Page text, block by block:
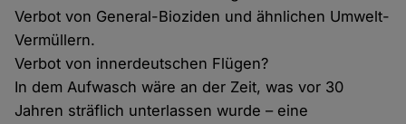
Verbot von General-Bioziden und ähnlichen Umwelt-
Vermüllern.
Verbot von innerdeutschen Flügen?
In dem Aufwasch wäre an der Zeit, was vor 30
Jahren sträflich unterlassen wurde – eine